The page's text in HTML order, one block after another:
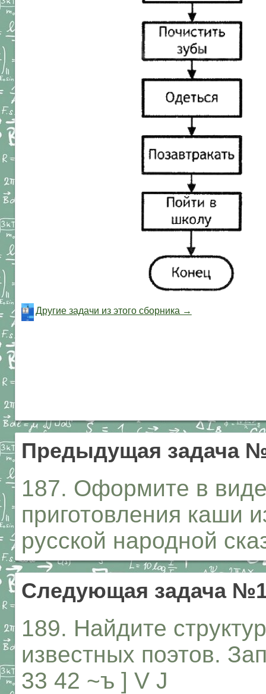
Другие задачи из этого сборника →
Предыдущая задача
187. Оформите в
приготовления каши
русской народной
Следующая задача
189. Найдите
известных поэтов.
33 42 ~ъ ] V J